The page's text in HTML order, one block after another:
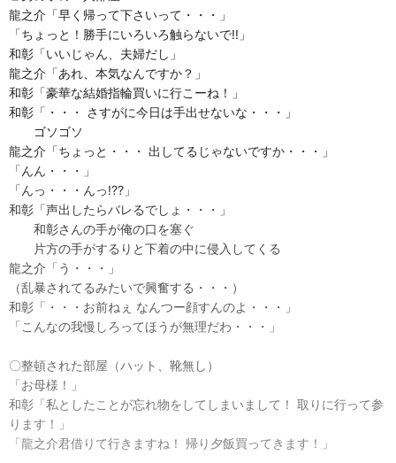
龍之介「早く帰って下さいって・・・」
「ちょっと！勝手にいろいろ触らないで!!」
和彰「いいじゃん、夫婦だし」
龍之介「あれ、本気なんですか？」
和彰「豪華な結婚指輪買いに行こーね！」
和彰「・・・ さすがに今日は手出せないな・・・」
ゴソゴソ
龍之介「ちょっと・・・ 出してるじゃないですか・・・」
「んん・・・」
「んっ・・・んっ!??」
和彰「声出したらバレるでしょ・・・」
和彰さんの手が俺の口を塞ぐ
片方の手がするりと下着の中に侵入してくる
龍之介「う・・・」
（乱暴されてるみたいで興奮する・・・）
和彰「・・・お前ねぇ なんつー顔すんのよ・・・」
「こんなの我慢しろってほうが無理だわ・・・」
〇整頓された部屋（ハット、靴無し）
「お母様！」
和彰「私としたことが忘れ物をしてしまいまして！ 取りに行って参
ります！」
「龍之介君借りて行きますね！ 帰り夕飯買ってきます！」